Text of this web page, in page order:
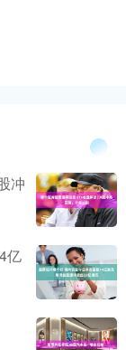
冲
亿